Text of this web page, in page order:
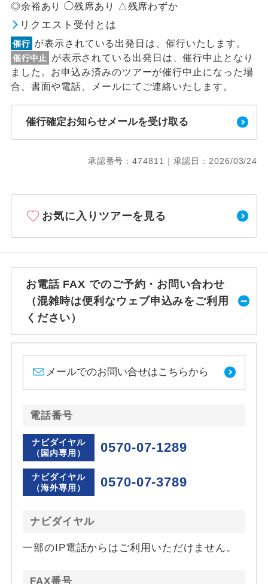
◎余裕あり ◯残席あり △残席わずか
リクエスト受付とは
催行 が表示されている出発日は、催行いたします。
催行中止
が表示されている出発日は、催行中止となり
ました。お申込み済みのツアーが催行中止になった場
合、書面や電話、メールにてご連絡いたします。
催行確定お知らせメールを受け取る
承認番号：474811｜承認日：2026/03/24
お気に入りツアーを見る
お電話 FAX でのご予約・お問い合わせ
（混雑時は便利なウェブ申込みをご利用
ください）
メールでのお問い合せはこちらから
電話番号
ナビダイヤル
（国内専用）
0570-07-1289
ナビダイヤル
（海外専用）
0570-07-3789
ナビダイヤル
一部のIP電話からはご利用いただけません。
FAX番号